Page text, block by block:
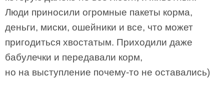
Люди приносили огромные пакеты корма,
деньги, миски, ошейники и все, что может
пригодиться хвостатым. Приходили даже
бабулечки и передавали корм,
но на выступление почему-то не оставались)